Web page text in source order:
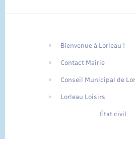
Traduction du
FR
Bienvenue à Lorleau !
Contact Mairie
Conseil Municipal de
Lorleau Loisirs
État civil